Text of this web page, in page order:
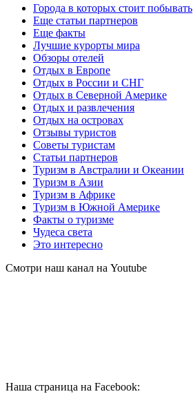
Города в которых стоит побывать
Еще статьи партнеров
Еще факты
Лучшие курорты мира
Обзоры отелей
Отдых в Европе
Отдых в России и СНГ
Отдых в Северной Америке
Отдых и развлечения
Отдых на островах
Отзывы туристов
Советы туристам
Статьи партнеров
Туризм в Австралии и Океании
Туризм в Азии
Туризм в Африке
Туризм в Южной Америке
Факты о туризме
Чудеса света
Это интересно
Смотри наш канал на Youtube
Наша страница на Facebook: